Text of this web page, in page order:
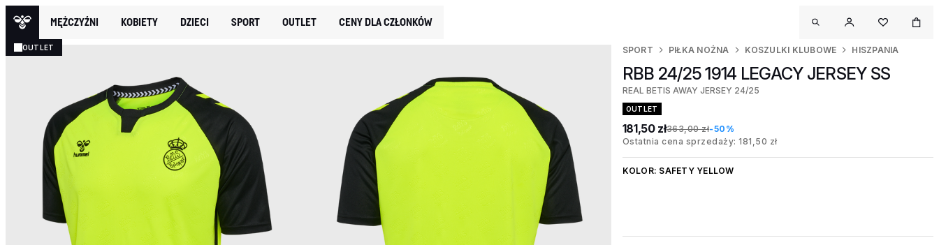
MĘŻCZYŹNI KOBIETY DZIECI SPORT OUTLET CENY DLA CZŁONKÓW
OUTLET SPORT PIŁKA NOŻNA KOSZULKI KLUBOWE HISZPANIA
RBB 24/25 1914 LEGACY JERSEY SS
REAL BETIS AWAY JERSEY 24/25
OUTLET
181,50 zł363,00 zł-50%
Ostatnia cena sprzedaży: 181,50 zł
KOLOR: SAFETY YELLOW